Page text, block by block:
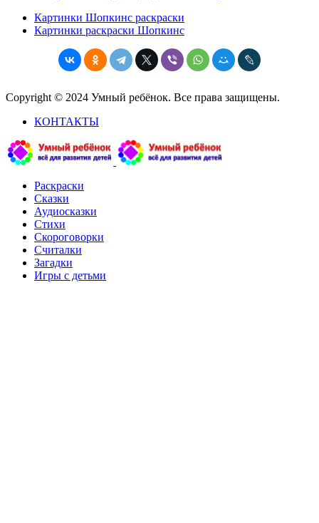
Картинки Шопкинс раскраски
Картинки раскраски Шопкинс
Copyright © 2024 Умный ребёнок. Все права защищены.
КОНТАКТЫ
Раскраски
Сказки
Аудиосказки
Стихи
Скороговорки
Считалки
Загадки
Игры с детьми